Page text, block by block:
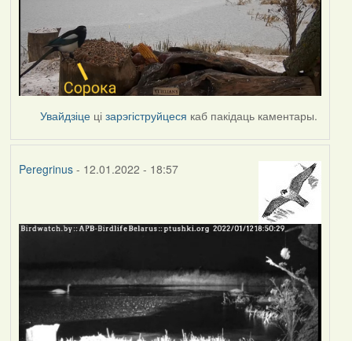
Увайдзіце цізарэгіструйцеся каб пакідаць каментары.
Peregrinus- 12.01.2022 - 18:57